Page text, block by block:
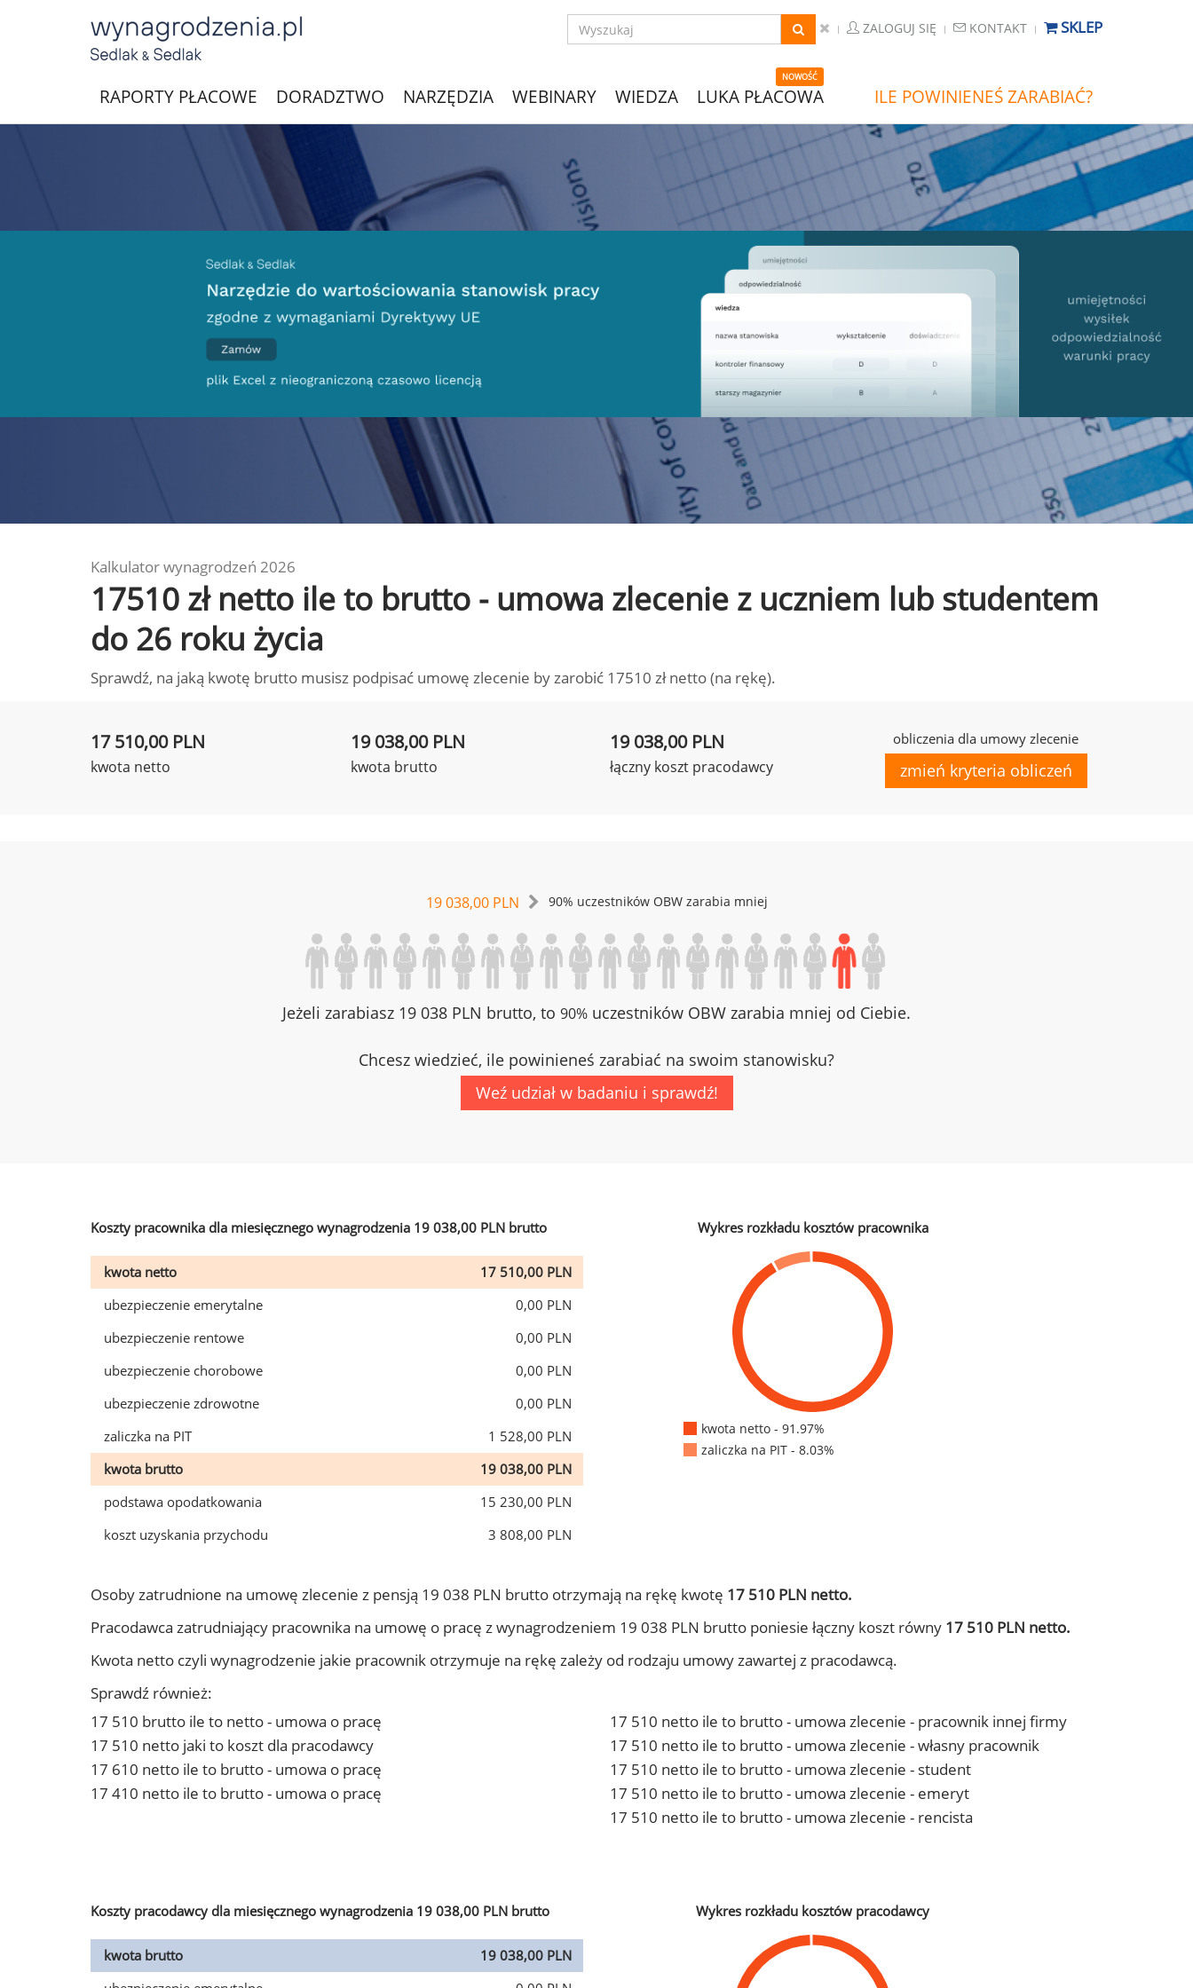
ZALOGUJ SIĘ KONTAKT SKLEP
RAPORTY PŁACOWE DORADZTWO NARZĘDZIA WEBINARY WIEDZA
NOWOŚĆ
LUKA PŁACOWA ILE POWINIENEŚ ZARABIAĆ?
Kalkulator wynagrodzeń 2026
17510 zł netto ile to brutto - umowa zlecenie z uczniem lub studentem
do 26 roku życia
Sprawdź, na jaką kwotę brutto musisz podpisać umowę zlecenie by zarobić 17510 zł netto (na rękę).
17 510,00 PLN
kwota netto
19 038,00 PLN
kwota brutto
19 038,00 PLN
łączny koszt pracodawcy
obliczenia dla umowy zlecenie
zmień kryteria obliczeń
19 038,00 PLN 90% uczestników OBW zarabia mniej
Jeżeli zarabiasz 19 038 PLN brutto, to 90% uczestników OBW zarabia mniej od Ciebie.
Chcesz wiedzieć, ile powinieneś zarabiać na swoim stanowisku?
Weź udział w badaniu i sprawdź!
Koszty pracownika dla miesięcznego wynagrodzenia 19 038,00 PLN brutto
kwota netto
17 510,00 PLN
ubezpieczenie emerytalne
0,00 PLN
ubezpieczenie rentowe
0,00 PLN
ubezpieczenie chorobowe
0,00 PLN
ubezpieczenie zdrowotne
0,00 PLN
zaliczka na PIT
1 528,00 PLN
kwota brutto
19 038,00 PLN
podstawa opodatkowania
15 230,00 PLN
koszt uzyskania przychodu
3 808,00 PLN
Wykres rozkładu kosztów pracownika
kwota netto - 91.97%
zaliczka na PIT - 8.03%
Osoby zatrudnione na umowę zlecenie z pensją 19 038 PLN brutto otrzymają na rękę kwotę 17 510 PLN netto.
Pracodawca zatrudniający pracownika na umowę o pracę z wynagrodzeniem 19 038 PLN brutto poniesie łączny koszt równy 17 510 PLN netto.
Kwota netto czyli wynagrodzenie jakie pracownik otrzymuje na rękę zależy od rodzaju umowy zawartej z pracodawcą.
Sprawdź również:
17 510 brutto ile to netto - umowa o pracę
17 510 netto jaki to koszt dla pracodawcy
17 610 netto ile to brutto - umowa o pracę
17 410 netto ile to brutto - umowa o pracę
17 510 netto ile to brutto - umowa zlecenie - pracownik innej firmy
17 510 netto ile to brutto - umowa zlecenie - własny pracownik
17 510 netto ile to brutto - umowa zlecenie - student
17 510 netto ile to brutto - umowa zlecenie - emeryt
17 510 netto ile to brutto - umowa zlecenie - rencista
Koszty pracodawcy dla miesięcznego wynagrodzenia 19 038,00 PLN brutto
kwota brutto
19 038,00 PLN
Wykres rozkładu kosztów pracodawcy